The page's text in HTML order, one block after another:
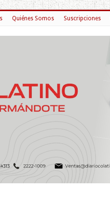
Quiénes Somos Suscripciones